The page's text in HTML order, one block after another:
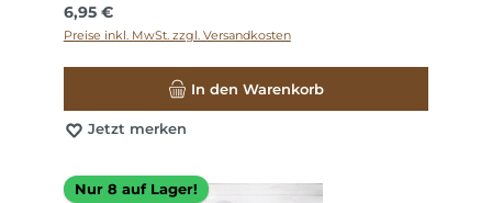
Regulärer Preis:
6,95 €
Preise inkl. MwSt. zzgl. Versandkosten
In den Warenkorb
Jetzt merken
Nur 8 auf Lager!